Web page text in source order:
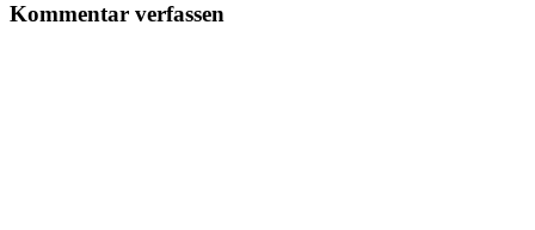
Kommentar verfassen